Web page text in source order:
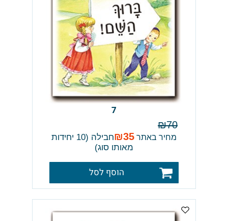
7
₪70
מחיר באתר ₪35
חבילה (10 יחידות
מאותו סוג)
הוסף לסל